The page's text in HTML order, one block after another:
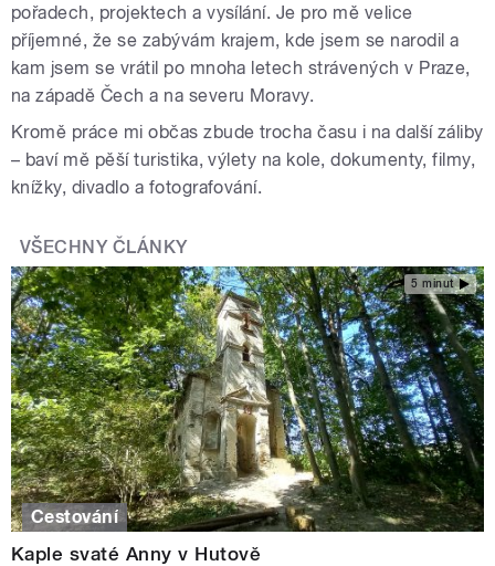
pořadech, projektech a vysílání. Je pro mě velice
příjemné, že se zabývám krajem, kde jsem se narodil a
kam jsem se vrátil po mnoha letech strávených v Praze,
na západě Čech a na severu Moravy.
Kromě práce mi občas zbude trocha času i na další záliby
– baví mě pěší turistika, výlety na kole, dokumenty, filmy,
knížky, divadlo a fotografování.
VŠECHNY ČLÁNKY
5 minut
Cestování
Kaple svaté Anny v Hutově